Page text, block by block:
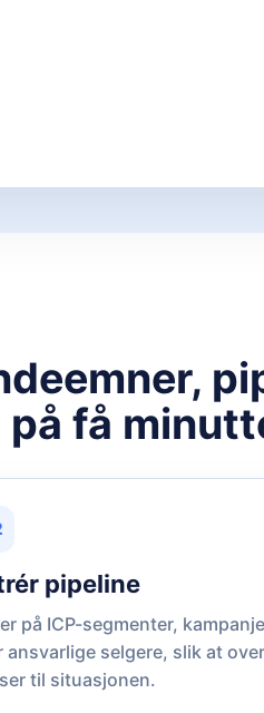
på få
pipeline
på ICP-segmenter,
ansvarlige selgere, slik at
til situasjonen.